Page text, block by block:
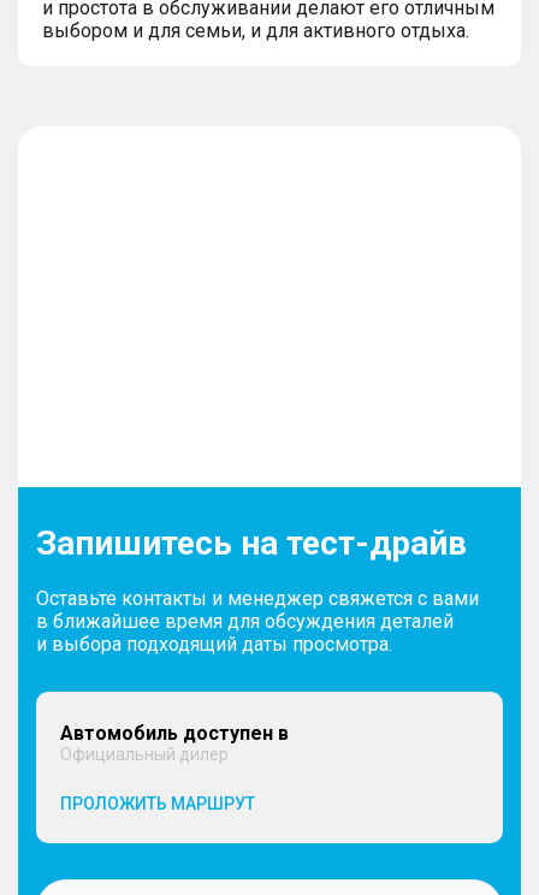
и простота в обслуживании делают его отличным
выбором и для семьи, и для активного отдыха.
Запишитесь на тест-драйв
Оставьте контакты и менеджер свяжется с вами
в ближайшее время для обсуждения деталей
и выбора подходящий даты просмотра.
Автомобиль доступен в
Официальный дилер
ПРОЛОЖИТЬ МАРШРУТ